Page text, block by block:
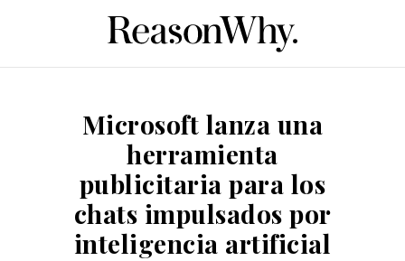
Microsoft lanza una
herramienta
publicitaria para los
chats impulsados por
inteligencia artificial